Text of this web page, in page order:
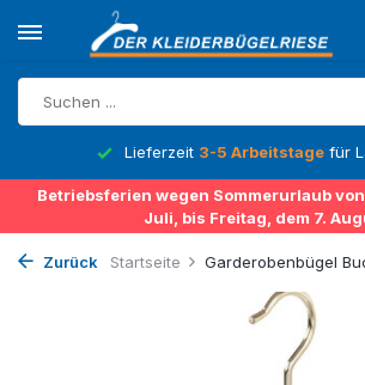
Lieferzeit 3-5 Arbeitstage für
Betriebsferien wegen Sommerurlaub
Juli, bis Freitag, dem 7.
Zurück Startseite Garderobenbügel